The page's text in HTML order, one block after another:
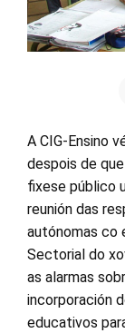
A CIG-Ensino
despois de
fixese público
reunión das
autónomas co
Sectorial do
as alarmas
incorporación
educativos